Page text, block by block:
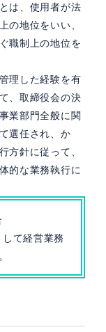
は、使用者が法
の地位をいい、
職制上の地位を
理した経験を有
、取締役会の決
業部門全般に関
選任され、か
方針に従って、
的な業務執行に
て経営業務